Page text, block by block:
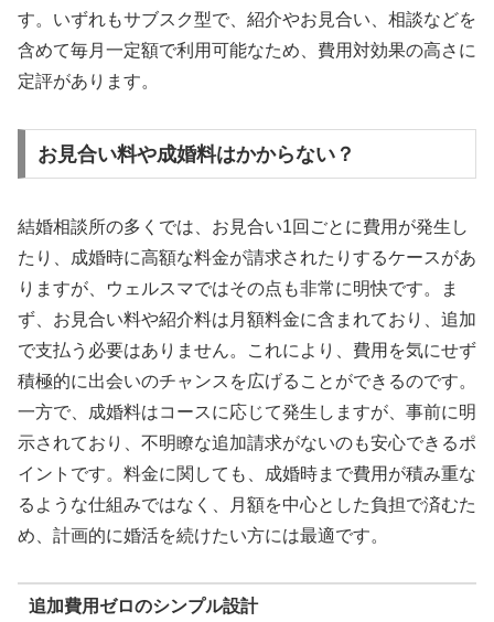
す。いずれもサブスク型で、紹介やお見合い、相談などを
含めて毎月一定額で利用可能なため、費用対効果の高さに
定評があります。
お見合い料や成婚料はかからない？
結婚相談所の多くでは、お見合い1回ごとに費用が発生し
たり、成婚時に高額な料金が請求されたりするケースがあ
りますが、ウェルスマではその点も非常に明快です。ま
ず、お見合い料や紹介料は月額料金に含まれており、追加
で支払う必要はありません。これにより、費用を気にせず
積極的に出会いのチャンスを広げることができるのです。
一方で、成婚料はコースに応じて発生しますが、事前に明
示されており、不明瞭な追加請求がないのも安心できるポ
イントです。料金に関しても、成婚時まで費用が積み重な
るような仕組みではなく、月額を中心とした負担で済むた
め、計画的に婚活を続けたい方には最適です。
追加費用ゼロのシンプル設計